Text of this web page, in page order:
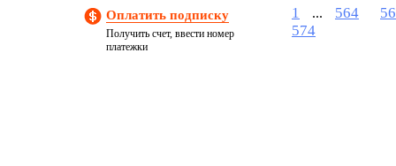
Оплатить подписку
Получить счет, ввести номер
платежки
1 ... 564
574